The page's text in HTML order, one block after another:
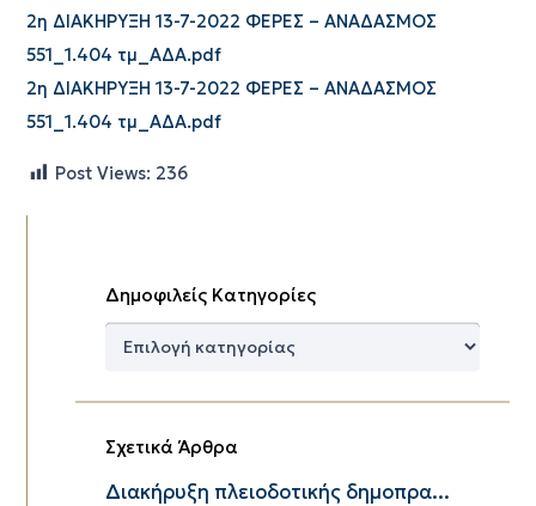
2η ΔΙΑΚΗΡΥΞΗ 13-7-2022 ΦΕΡΕΣ – ΑΝΑΔΑΣΜΟΣ
551_1.404 τμ_ΑΔΑ.pdf
2η ΔΙΑΚΗΡΥΞΗ 13-7-2022 ΦΕΡΕΣ – ΑΝΑΔΑΣΜΟΣ
551_1.404 τμ_ΑΔΑ.pdf
Post Views: 236
Δημοφιλείς Κατηγορίες
Δημοφιλείς
Σχετικά Άρθρα
Διακήρυξη πλειοδοτικής δημοπρα...